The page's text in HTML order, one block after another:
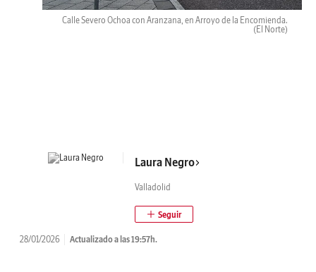
Calle Severo Ochoa con Aranzana, en Arroyo de la Encomienda.
(El Norte)
Laura Negro
Valladolid
28/01/2026 Actualizado a las 19:57h.